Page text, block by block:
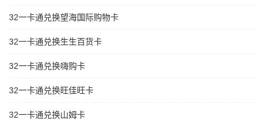
32一卡通兑换望海国际购物卡
32一卡通兑换生生百货卡
32一卡通兑换嗨购卡
32一卡通兑换旺佳旺卡
32一卡通兑换山姆卡